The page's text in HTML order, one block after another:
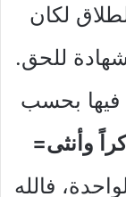
لكان
للحق.
فيها بحسب
وأنثى=
فالله